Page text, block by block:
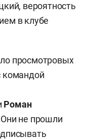
вероятность
в клубе
просмотровых
командой
Роман
не прошли